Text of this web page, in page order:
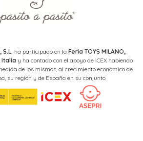
S.L. ha participado en la Feria TOYS MILANO,
Italiay ha contado con el apoyo de ICEX habiendo
de los mismos, al crecimiento económico de
su región y de España en su conjunto.